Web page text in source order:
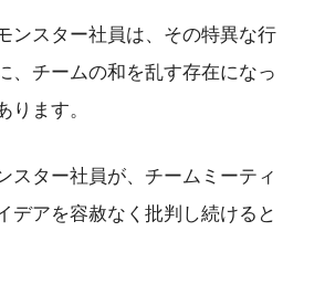
ンスター社員は、その特異な行
、チームの和を乱す存在になっ
ります。
スター社員が、チームミーティ
デアを容赦なく批判し続けると